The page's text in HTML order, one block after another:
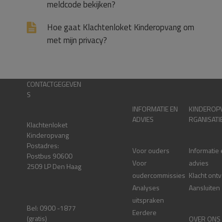
meldcode bekijken?
Hoe gaat Klachtenloket Kinderopvang om
met mijn privacy?
CONTACTGEGEVEN
S
Klachtenloket
Kinderopvang
Postadres:
Postbus 90600
2509 LP Den Haag
Bel: 0900 -1877
(gratis)
INFORMATIE EN
ADVIES
Voor ouders
Voor
oudercommissies
Analyses
uitspraken
Eerdere
Informatie
advies
Klacht
Aansluiten
OVER ONS